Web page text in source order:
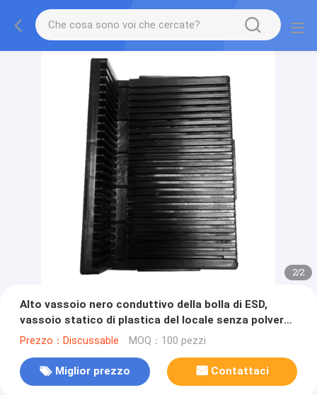
2/2
Alto vassoio nero conduttivo della bolla di ESD,
vassoio statico di plastica del locale senza polvere
anti
Prezzo：Discussable MOQ：100 pezzi
Miglior prezzo Contattaci